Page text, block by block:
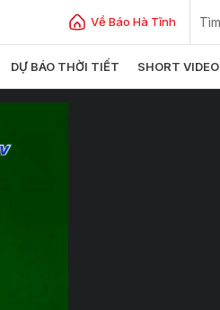
Về Báo Hà Tĩnh
DỰ BÁO THỜI TIẾT SHORT VIDEO